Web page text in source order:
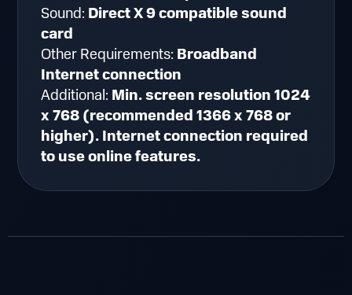
Sound: Direct X 9 compatible sound
card
Other Requirements: Broadband
Internet connection
Additional: Min. screen resolution 1024
x 768 (recommended 1366 x 768 or
higher). Internet connection required
to use online features.